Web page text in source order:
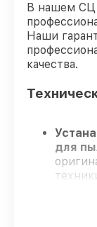
В нашем СЦ
Наши
качества.
для